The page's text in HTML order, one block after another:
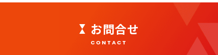
お問合せ
CONTACT